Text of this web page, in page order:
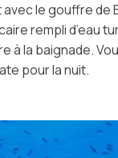
legouffre de
rempli d’eau
à la baignade.
pour la nuit.